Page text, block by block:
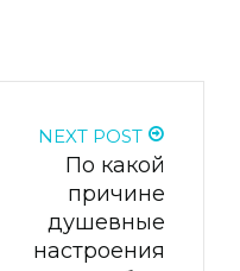
NEXT POST
По какой
причине
душевные
настроения